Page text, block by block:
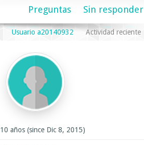
Preguntas Sin responder
Usuario a20140932 Actividad reciente
10 años (since Dic 8, 2015)